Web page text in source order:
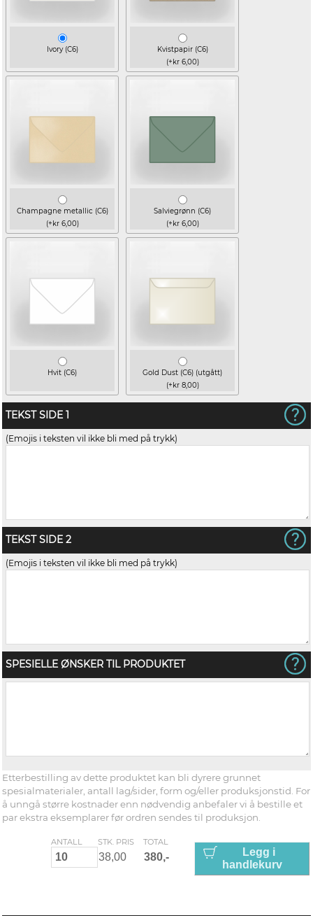
Ivory (C6)
Kvistpapir (C6)
(+kr 6,00)
Champagne metallic (C6)
(+kr 6,00)
Salviegrønn (C6)
(+kr 6,00)
Hvit (C6)
Gold Dust (C6) (utgått)
(+kr 8,00)
TEKST SIDE 1
(Emojis i teksten vil ikke bli med på trykk)
TEKST SIDE 2
(Emojis i teksten vil ikke bli med på trykk)
SPESIELLE ØNSKER TIL PRODUKTET
Etterbestilling av dette produktet kan bli dyrere grunnet
spesialmaterialer, antall lag/sider, form og/eller produksjonstid. For
å unngå større kostnader enn nødvendig anbefaler vi å bestille et
par ekstra eksemplarer før ordren sendes til produksjon.
ANTALL STK. PRIS TOTAL
Legg i
handlekurv